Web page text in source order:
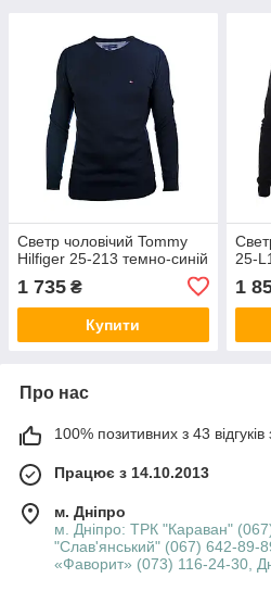
Светр чоловічий Tommy
Hilfiger 25-213 темно-синій
1 735 ₴
Купити
25-
1
Про нас
100% позитивних з 43 відгуків
Працює з 14.10.2013
м. Дніпро
м. Дніпро: ТРК "Караван"
"Слав'янський" (067) 642-89-
«Фаворит» (073) 116-24-30,